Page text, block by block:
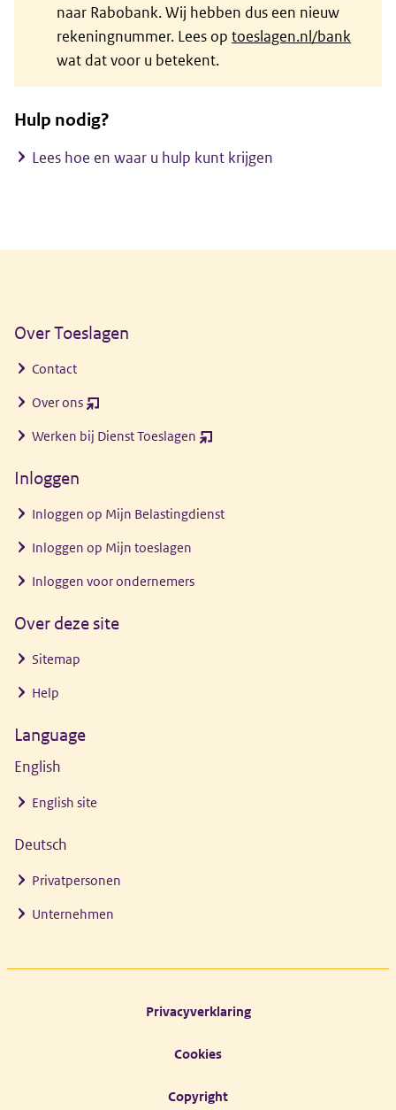
naar Rabobank. Wij hebben dus een nieuw
rekeningnummer. Lees op toeslagen.nl/bank
wat dat voor u betekent.
Hulp nodig?
Lees hoe en waar u hulp kunt krijgen
Over Toeslagen
Contact
Over ons (opent
venster)
Werken bij Dienst Toeslagen (opent
Inloggen
Inloggen op Mijn Belastingdienst
Inloggen op Mijn toeslagen
Inloggen voor ondernemers
Over deze site
Sitemap
Help
Language
English
English site
Deutsch
Privatpersonen
Unternehmen
Privacyverklaring
Cookies
Copyright